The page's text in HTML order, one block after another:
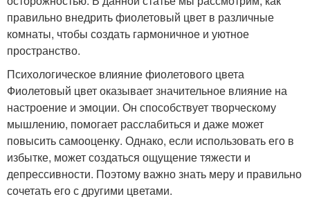
правильно внедрить фиолетовый цвет в различные
комнаты, чтобы создать гармоничное и уютное
пространство.
Психологическое влияние фиолетового цвета
Фиолетовый цвет оказывает значительное влияние на
настроение и эмоции. Он способствует творческому
мышлению, помогает расслабиться и даже может
повысить самооценку. Однако, если использовать его в
избытке, может создаться ощущение тяжести и
депрессивности. Поэтому важно знать меру и правильно
сочетать его с другими цветами.